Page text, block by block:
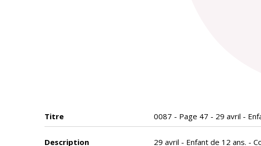
Titre 0087 - Page 47 - 29 avril -
Description 29 avril - Enfant de 12 ans. -